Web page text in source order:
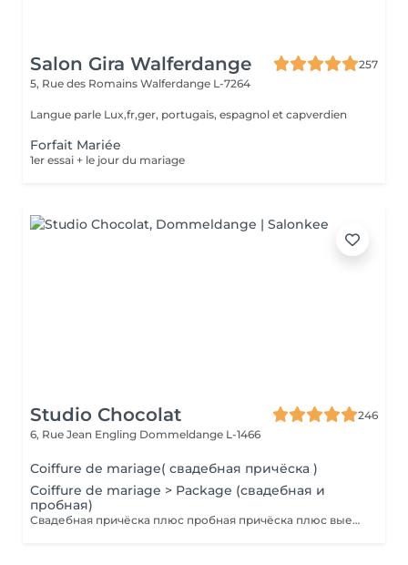
Salon Gira Walferdange
257
5, Rue des Romains Walferdange L-7264
Langue parle Lux,fr,ger, portugais, espagnol et capverdien
Forfait Mariée
1er essai + le jour du mariage
Studio Chocolat
246
6, Rue Jean Engling Dommeldange L-1466
Coiffure de mariage( свадебная причёска )
Coiffure de mariage > Package (свадебная и
пробная)
Свадебная причёска плюс пробная причёска плюс выезд на дом. Паркинг оплачивается отдельно.